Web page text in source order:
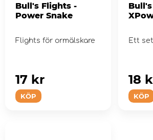
Bull's Flights -
Power Snake
Flights för ormälskare
KÖP
17 kr
Ett
KÖP
18